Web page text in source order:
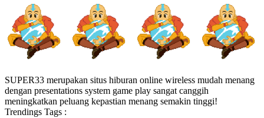
SUPER33 merupakan situs hiburan online wireless mudah menang
dengan presentations system game play sangat canggih
meningkatkan peluang kepastian menang semakin tinggi!
Trendings Tags :